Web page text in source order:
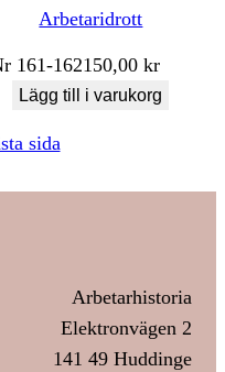
Arbetaridrott
161-162150,00kr
Lägg till i varukorg
sida
Arbetarhistoria
Elektronvägen 2
141 49 Huddinge